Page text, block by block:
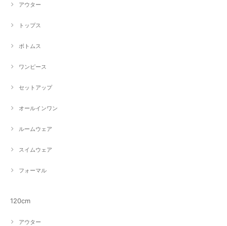
アウター
トップス
ボトムス
ワンピース
セットアップ
オールインワン
ルームウェア
スイムウェア
フォーマル
120cm
アウター